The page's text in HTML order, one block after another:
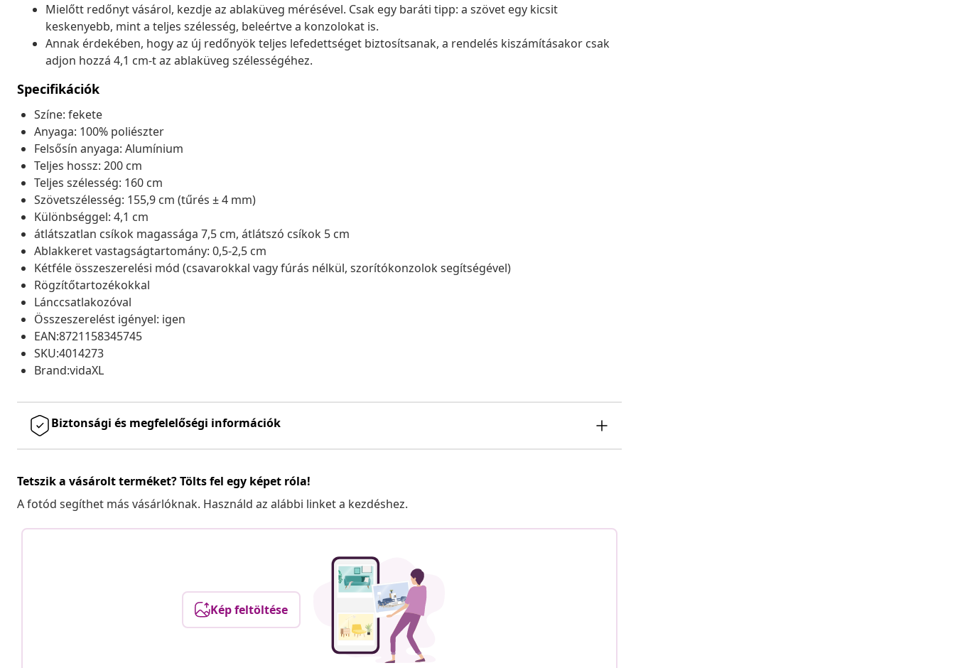
Mielőtt redőnyt vásárol, kezdje az ablaküveg mérésével. Csak egy baráti tipp: a szövet egy kicsit
keskenyebb, mint a teljes szélesség, beleértve a konzolokat is.
Annak érdekében, hogy az új redőnyök teljes lefedettséget biztosítsanak, a rendelés kiszámításakor csak
adjon hozzá 4,1 cm-t az ablaküveg szélességéhez.
Specifikációk
Színe: fekete
Anyaga: 100% poliészter
Felsősín anyaga: Alumínium
Teljes hossz: 200 cm
Teljes szélesség: 160 cm
Szövetszélesség: 155,9 cm (tűrés ± 4 mm)
Különbséggel: 4,1 cm
átlátszatlan csíkok magassága 7,5 cm, átlátszó csíkok 5 cm
Ablakkeret vastagságtartomány: 0,5-2,5 cm
Kétféle összeszerelési mód (csavarokkal vagy fúrás nélkül, szorítókonzolok segítségével)
Rögzítőtartozékokkal
Lánccsatlakozóval
Összeszerelést igényel: igen
EAN:8721158345745
SKU:4014273
Brand:vidaXL
Biztonsági és megfelelőségi információk
Tetszik a vásárolt terméket? Tölts fel egy képet róla!
A fotód segíthet más vásárlóknak. Használd az alábbi linket a kezdéshez.
Kép feltöltése